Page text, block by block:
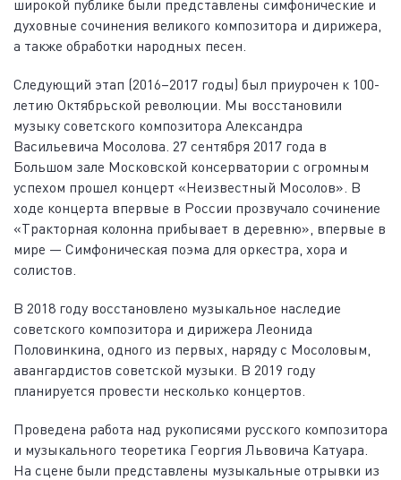
широкой публике были представлены симфонические и
духовные сочинения великого композитора и дирижера,
а также обработки народных песен.
Следующий этап (2016–2017 годы) был приурочен к 100-
летию Октябрьской революции. Мы восстановили
музыку советского композитора Александра
Васильевича Мосолова. 27 сентября 2017 года в
Большом зале Московской консерватории с огромным
успехом прошел концерт «Неизвестный Мосолов». В
ходе концерта впервые в России прозвучало сочинение
«Тракторная колонна прибывает в деревню», впервые в
мире — Симфоническая поэма для оркестра, хора и
солистов.
В 2018 году восстановлено музыкальное наследие
советского композитора и дирижера Леонида
Половинкина, одного из первых, наряду с Мосоловым,
авангардистов советской музыки. В 2019 году
планируется провести несколько концертов.
Проведена работа над рукописями русского композитора
и музыкального теоретика Георгия Львовича Катуара.
На сцене были представлены музыкальные отрывки из